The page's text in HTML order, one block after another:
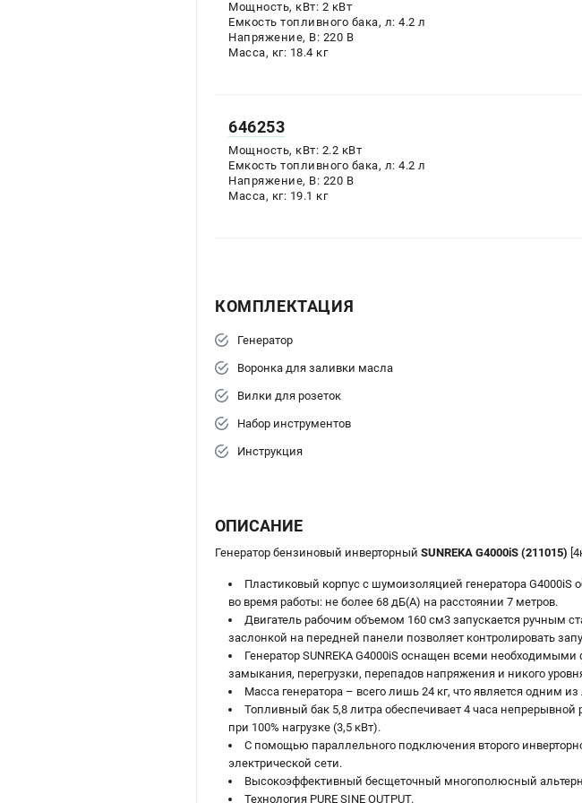
Мощность, кВт: 2 кВт
Емкость топливного бака, л: 4.2 л
Напряжение, В: 220 В
Масса, кг: 18.4 кг
646253
Мощность, кВт: 2.2 кВт
Емкость топливного бака, л: 4.2 л
Напряжение, В: 220 В
Масса, кг: 19.1 кг
КОМПЛЕКТАЦИЯ
Генератор
Воронка для заливки масла
Вилки для розеток
Набор инструментов
Инструкция
ОПИСАНИЕ
Генератор бензиновый инверторный SUNREKA G4000iS (211015)
Пластиковый корпус с шумоизоляцией генератора G4000iS
во время работы: не более 68 дБ(А) на расстоянии 7 метров.
Двигатель рабочим объемом 160 см3 запускается ручным
заслонкой на передней панели позволяет контролировать
Генератор SUNREKA G4000iS оснащен всеми
замыкания, перегрузки, перепадов напряжения и никого
Масса генератора – всего лишь 24 кг, что является одним
Топливный бак 5,8 литра обеспечивает 4 часа непрерывной
при 100% нагрузке (3,5 кВт).
С помощью параллельного подключения второго
электрической сети.
Высокоэффективный бесщеточный многополюсный
Технология PURE SINE OUTPUT.